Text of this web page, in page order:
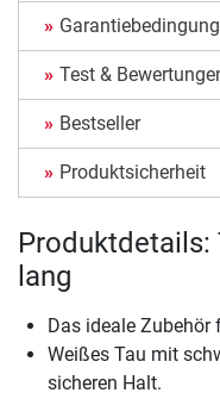
Test &
Bestseller
Produktsicherheit
Produktdetails:
lang
Das ideale Zubehör
Weißes Tau mit
sicheren Halt.